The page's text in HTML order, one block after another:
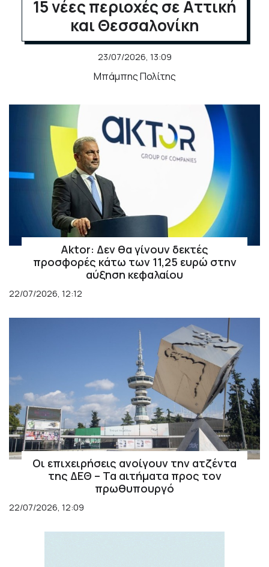
15 νέες περιοχές σε Αττική
και Θεσσαλονίκη
23/07/2026, 13:09
Μπάμπης Πολίτης
Aktor: Δεν θα γίνουν δεκτές
προσφορές κάτω των 11,25 ευρώ στην
αύξηση κεφαλαίου
22/07/2026, 12:12
Οι επιχειρήσεις ανοίγουν την ατζέντα
της ΔΕΘ – Τα αιτήματα προς τον
πρωθυπουργό
22/07/2026, 12:09